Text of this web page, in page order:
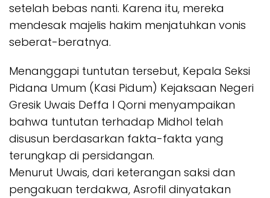
setelah bebas nanti. Karena itu, mereka
mendesak majelis hakim menjatuhkan vonis
seberat-beratnya.
Menanggapi tuntutan tersebut, Kepala Seksi
Pidana Umum (Kasi Pidum) Kejaksaan Negeri
Gresik Uwais Deffa I Qorni menyampaikan
bahwa tuntutan terhadap Midhol telah
disusun berdasarkan fakta-fakta yang
terungkap di persidangan.
Menurut Uwais, dari keterangan saksi dan
pengakuan terdakwa, Asrofil dinyatakan